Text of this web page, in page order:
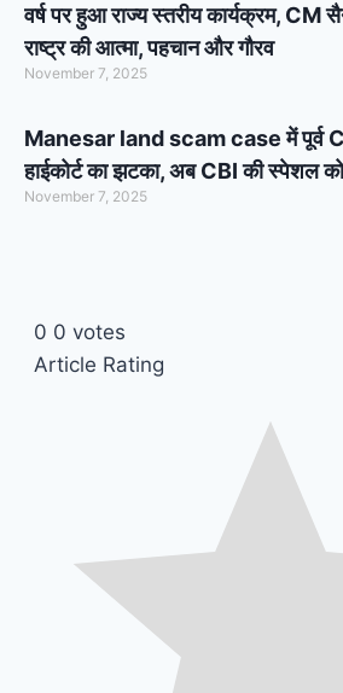
वर्ष पर हुआ राज्य स्तरीय कार्यक्रम, CM
राष्ट्र की आत्मा, पहचान और गौरव
November 7, 2025
Manesar land scam case में पूर्व
हाईकोर्ट का झटका, अब CBI की स्पेशल
November 7, 2025
0 0 votes
Article Rating